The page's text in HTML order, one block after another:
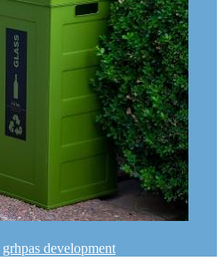
grhpas development